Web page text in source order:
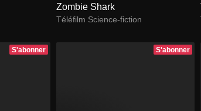
Zombie Shark
Téléfilm Science-fiction
S'abonner S'abonner